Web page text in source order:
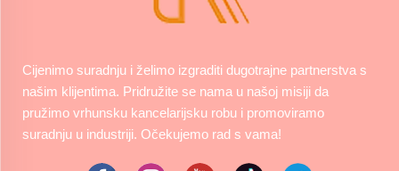
Cijenimo suradnju i želimo izgraditi dugotrajne partnerstva s
našim klijentima. Pridružite se nama u našoj misiji da
pružimo vrhunsku kancelarijsku robu i promoviramo
suradnju u industriji. Očekujemo rad s vama!